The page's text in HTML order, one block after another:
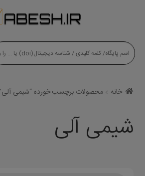
خانه محصولات برچسب خورده “شیمی
شیمی آلی
check